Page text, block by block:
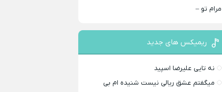
مرام تو –
ریمیکس های جدید
نه تایی علیرضا اسپید
میگفتم عشق ریالی نیست شنیده ام بی